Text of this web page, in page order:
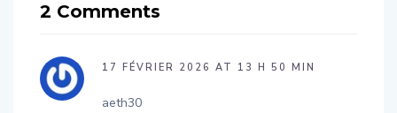
2 Comments
17 FÉVRIER 2026 AT 13 H 50 MIN
aeth30